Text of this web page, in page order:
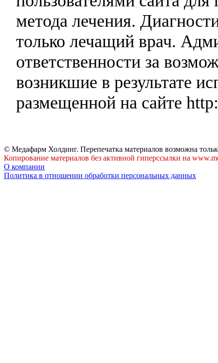
метода лечения.
только лечащий врач.
ответственности за
возникшие в результате
размещенной на сайте
© Медафарм Холдинг. Перепечатка материалов возможна
Копирование материалов без активной гиперссылки на
О компании
Политика в отношении обработки персональных данных